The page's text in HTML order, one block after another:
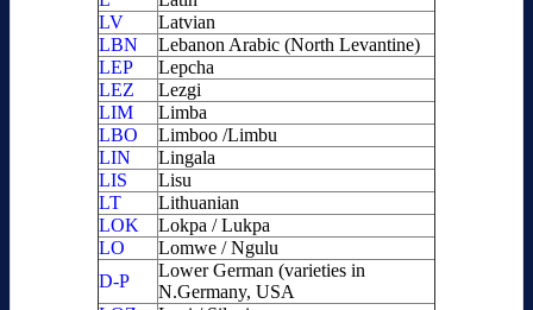
LV
Latvian
LBN
Lebanon Arabic (North Levantine)
LEP
Lepcha
LEZ
Lezgi
LIM
Limba
LBO
Limboo /Limbu
LIN
Lingala
LIS
Lisu
LT
Lithuanian
LOK
Lokpa / Lukpa
LO
Lomwe / Ngulu
D-P
Lower German (varieties in
N.Germany, USA